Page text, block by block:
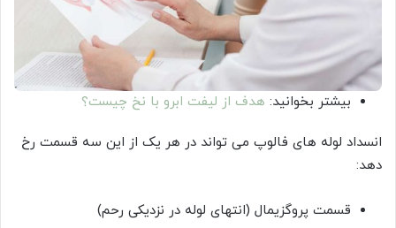
بیشتر بخوانید: هدف از لیفت ابرو با نخ چیست؟
انسداد لوله های فالوپ می تواند در هر یک از این سه قسمت رخ
دهد:
قسمت پروگزیمال (انتهای لوله در نزدیکی رحم)